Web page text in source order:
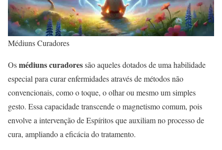
Médiuns Curadores
Osmédiuns curadoressão aqueles dotados de uma habilidade
especial para curar enfermidades através de métodos não
convencionais, como o toque, o olhar ou mesmo um simples
gesto. Essa capacidade transcende o magnetismo comum, pois
envolve a intervenção de Espíritos que auxiliam no processo de
cura, ampliando a eficácia do tratamento.